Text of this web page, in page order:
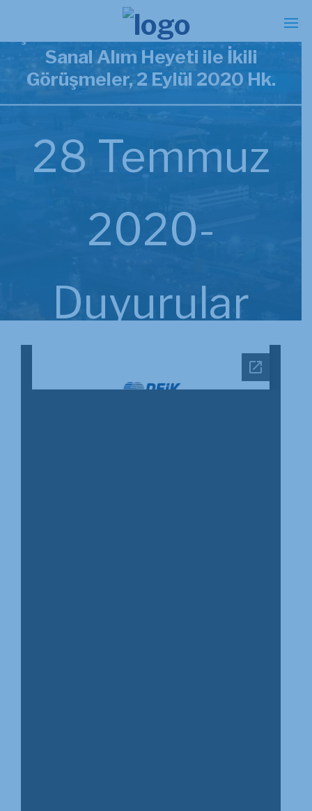
Çin Makine ve Elektrik Ürünleri
Sanal Alım Heyeti ile İkili
Görüşmeler, 2 Eylül 2020 Hk.
28 Temmuz
2020-
Duyurular